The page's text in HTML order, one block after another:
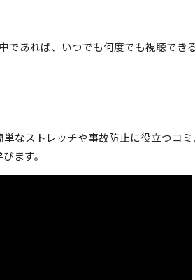
であれば、いつでも何度でも視聴でき
なストレッチや事故防止に役立つコ
ます。